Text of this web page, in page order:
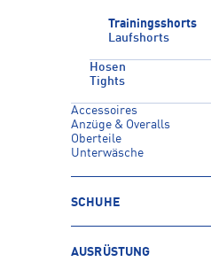
Trainingsshorts
Laufshorts
Hosen
Tights
Accessoires
Anzüge & Overalls
Oberteile
Unterwäsche
SCHUHE
AUSRÜSTUNG